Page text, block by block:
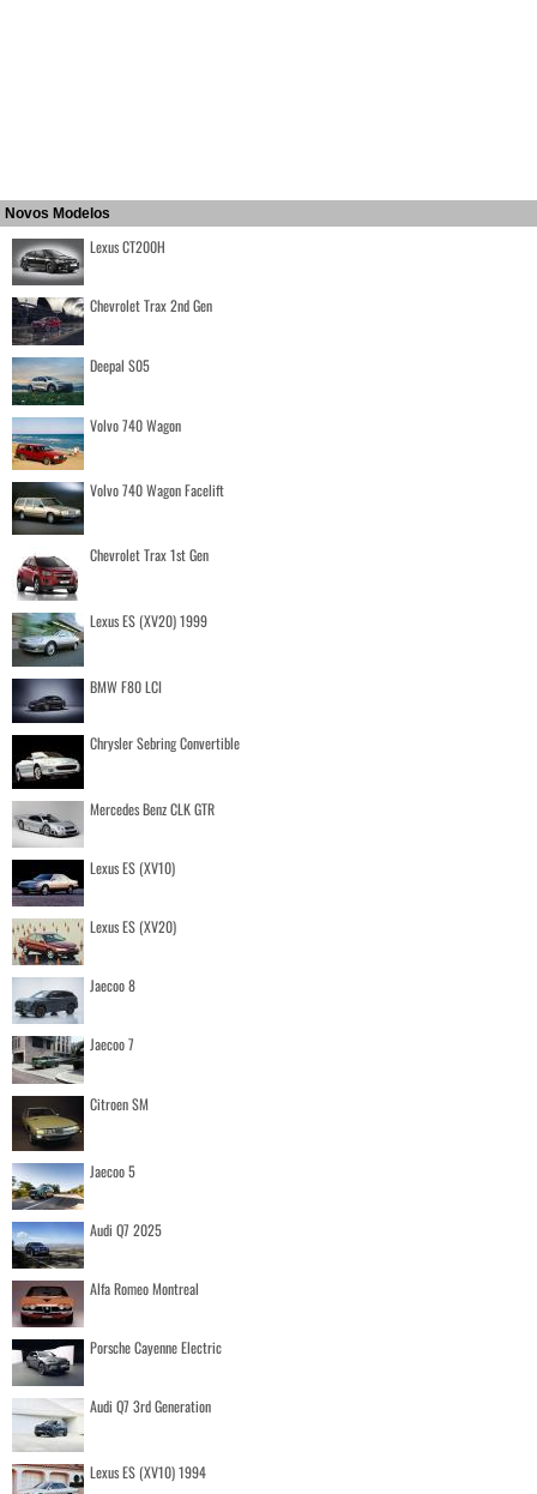
Novos Modelos
Lexus CT200H
Chevrolet Trax 2nd Gen
Deepal S05
Volvo 740 Wagon
Volvo 740 Wagon Facelift
Chevrolet Trax 1st Gen
Lexus ES (XV20) 1999
BMW F80 LCI
Chrysler Sebring Convertible
Mercedes Benz CLK GTR
Lexus ES (XV10)
Lexus ES (XV20)
Jaecoo 8
Jaecoo 7
Citroen SM
Jaecoo 5
Audi Q7 2025
Alfa Romeo Montreal
Porsche Cayenne Electric
Audi Q7 3rd Generation
Lexus ES (XV10) 1994